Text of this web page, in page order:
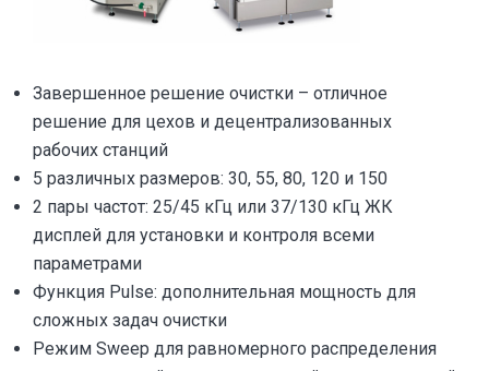
Завершенное решение очистки – отличное
решение для цехов и децентрализованных
рабочих станций
5 различных размеров: 30, 55, 80, 120 и 150
2 пары частот: 25/45 кГц или 37/130 кГц ЖК
дисплей для установки и контроля всеми
параметрами
Функция Pulse: дополнительная мощность для
сложных задач очистки
Режим Sweep для равномерного распределения